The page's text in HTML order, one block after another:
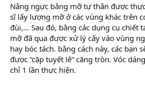
Nâng ngực bằng mỡ tự thân được
sĩ lấy lượng mỡ ở các vùng khác trên
đùi,… Sau đó, bằng các dụng cụ chiết
mỡ đã qua được xử lý cấy vào vùng
hay bóc tách. bằng cách này, các bạn
được “cặp tuyết lê” căng tròn. Vóc
chỉ 1 lần thực hiện.